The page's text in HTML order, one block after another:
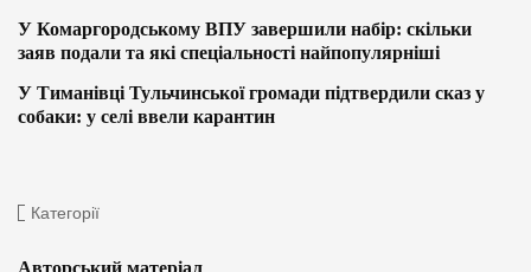
У Комаргородському ВПУ завершили набір: скільки
заяв подали та які спеціальності найпопулярніші
У Тиманівці Тульчинської громади підтвердили сказ у
собаки: у селі ввели карантин
Категорії
Авторський матеріал